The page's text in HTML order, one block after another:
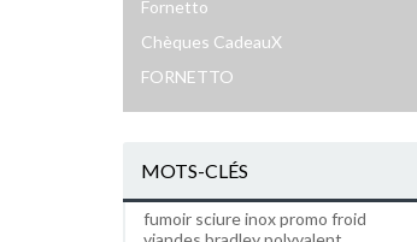
Fornetto
Chèques CadeauX
FORNETTO
MOTS-CLÉS
fumoir sciureinoxpromo froid